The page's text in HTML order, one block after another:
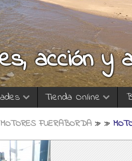
acción y
Tienda Online
MOTORES FUERABORDA » »